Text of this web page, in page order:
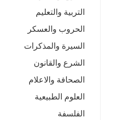
التربية والتعليم
الحروب والعسكر
السيرة والمذكرات
الشرع والقانون
الصحافة والاعلام
العلوم الطبيعية
الفلسفة